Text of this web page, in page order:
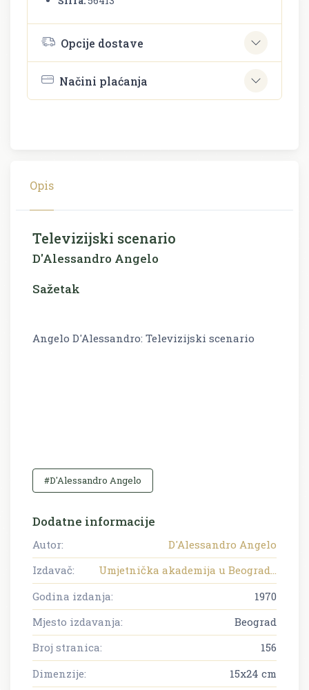
Opcije dostave
Načini plaćanja
Opis
Televizijski scenario
D'Alessandro Angelo
Sažetak
Angelo D'Alessandro: Televizijski scenario
#D'Alessandro Angelo
Dodatne informacije
Autor:
D'Alessandro Angelo
Izdavač:
Umjetnička akademija u Beograd...
Godina izdanja:
1970
Mjesto izdavanja:
Beograd
Broj stranica:
156
Dimenzije:
15x24 cm